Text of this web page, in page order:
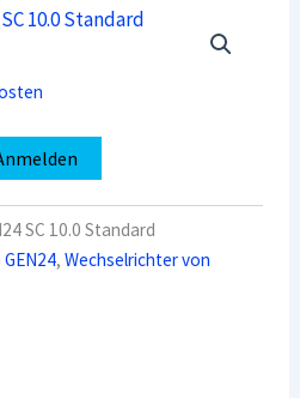
SC 10.0 Standard
,Wechselrichter von